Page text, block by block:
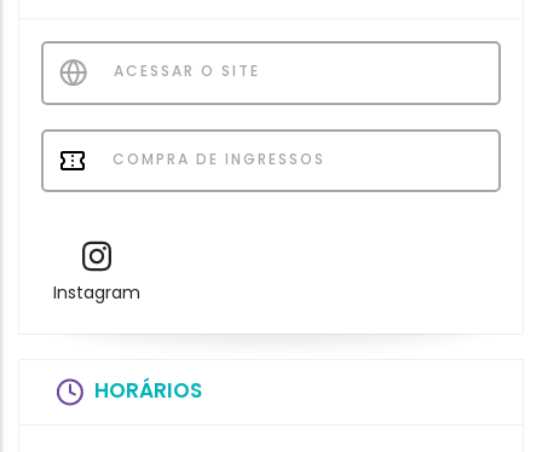
ACESSAR O SITE
COMPRA DE INGRESSOS
Instagram
HORÁRIOS